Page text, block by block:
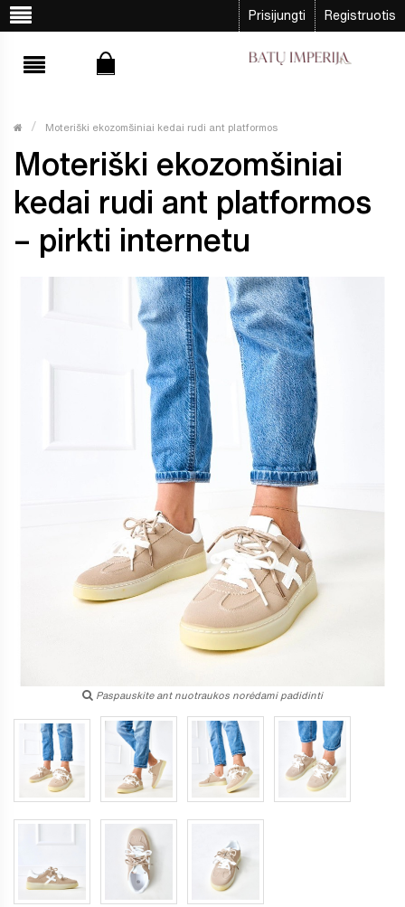
Prisijungti Registruotis
Moteriški ekozomšiniai kedai rudi ant platformos
Moteriški ekozomšiniai
kedai rudi ant platformos
– pirkti internetu
Paspauskite ant nuotraukos norėdami padidinti